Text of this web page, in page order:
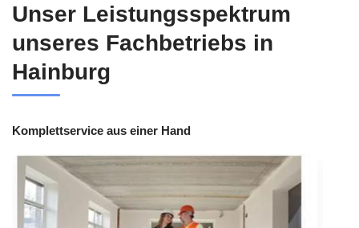
Unser Leistungsspektrum
unseres Fachbetriebs in
Hainburg
Komplettservice aus einer Hand